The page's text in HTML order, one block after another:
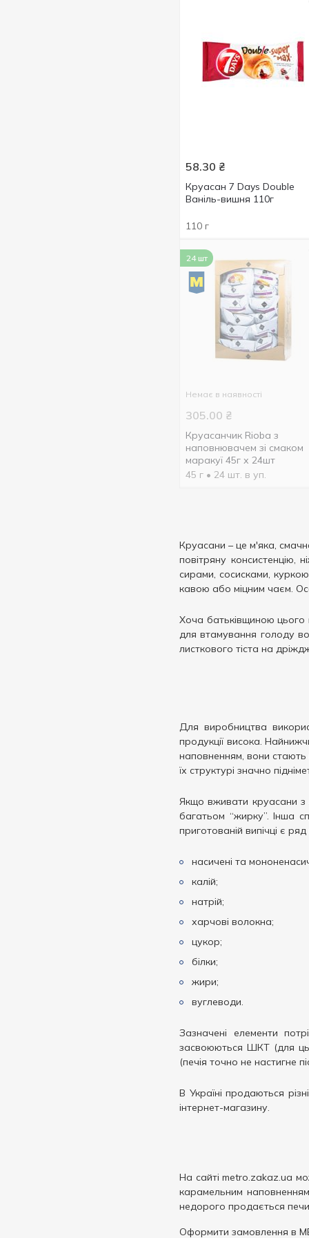
58.30 ₴
Круасан 7 Days Double
Ваніль-вишня 110г
110 г
24 шт
Немає в наявності
305.00 ₴
Круасанчик Rioba з
наповнювачем зі смаком
маракуї 45г х 24шт
45 г • 24 шт. в уп.
Круасани – це м'яка,
повітряну
сирами, сосисками,
кавою або міцним чаєм.
Хоча батьківщиною цього
для втамування голоду
листкового тіста на
Для виробництва
продукції висока.
наповненням, вони
їх структурі значно
Якщо вживати круасани з
багатьом “жирку”. Інша
приготованій випічці є
насичені та
калій;
натрій;
харчові волокна;
цукор;
білки;
жири;
вуглеводи.
Зазначені елементи
засвоюються ШКТ (для
(печія точно не настигне
В Україні продаються
інтернет-магазину.
На сайті metro.zakaz.ua
карамельним
недорого продається
Оформити замовлення в